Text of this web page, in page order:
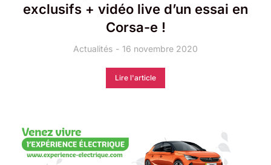
exclusifs + vidéo live d’un essai en
Corsa-e !
Actualités 16 novembre 2020
Lire l'article